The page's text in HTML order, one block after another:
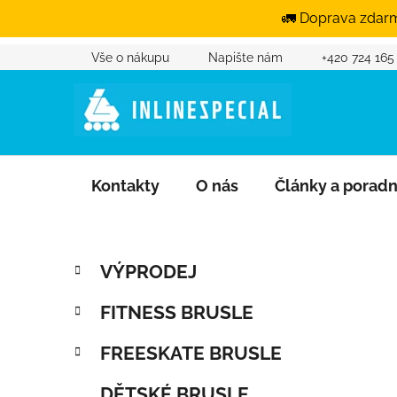
🚛 Doprava
Přejít na obsah
Vše o nákupu Napište nám +420 724 165
Kontakty O nás Články a
Postranní panel
Přeskočit kategorie
Kategorie
VÝPRODEJ
FITNESS BRUSLE
FREESKATE BRUSLE